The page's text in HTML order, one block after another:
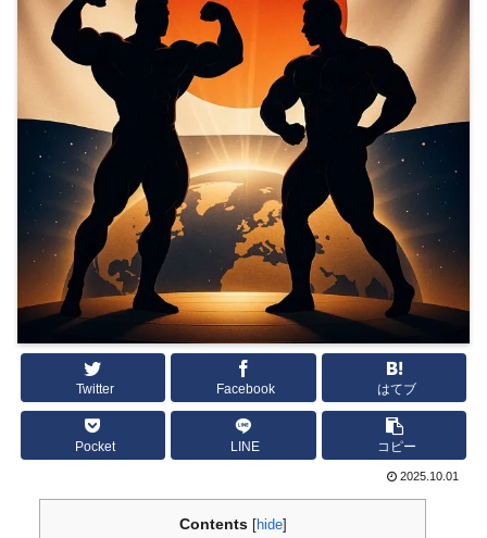
Twitter Facebook はてブ
Pocket LINE コピー
2025.10.01
Contents [hide]